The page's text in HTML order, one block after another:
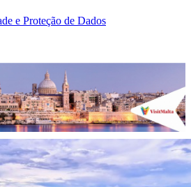
e Proteção de Dados